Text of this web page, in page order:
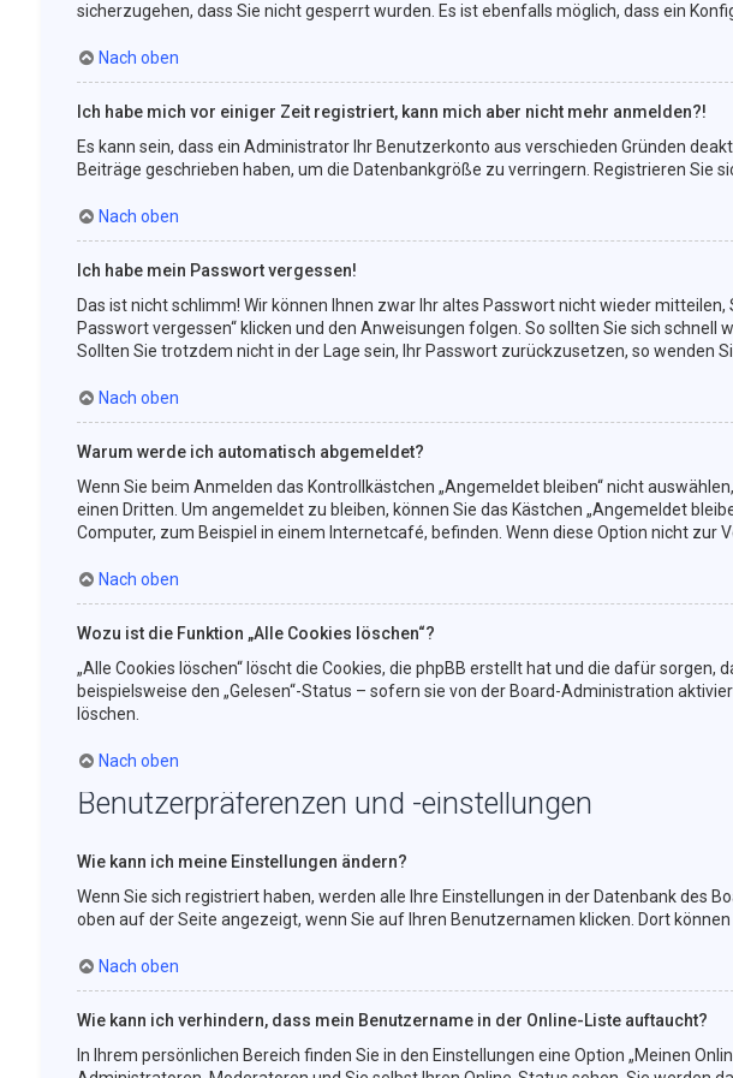
sicherzugehen, dass Sie nicht gesperrt wurden. Es ist ebenfalls möglich, dass ein
Nach oben
Ich habe mich vor einiger Zeit registriert, kann mich aber nicht mehr anmelden?!
Es kann sein, dass ein Administrator Ihr Benutzerkonto aus verschieden Gründen
Beiträge geschrieben haben, um die Datenbankgröße zu verringern. Registrieren Sie
Nach oben
Ich habe mein Passwort vergessen!
Das ist nicht schlimm! Wir können Ihnen zwar Ihr altes Passwort nicht wieder
Passwort vergessen“ klicken und den Anweisungen folgen. So sollten Sie sich schnell
Sollten Sie trotzdem nicht in der Lage sein, Ihr Passwort zurückzusetzen, so wenden
Nach oben
Warum werde ich automatisch abgemeldet?
Wenn Sie beim Anmelden das Kontrollkästchen „Angemeldet bleiben“ nicht
einen Dritten. Um angemeldet zu bleiben, können Sie das Kästchen „Angemeldet
Computer, zum Beispiel in einem Internetcafé, befinden. Wenn diese Option nicht
Nach oben
Wozu ist die Funktion „Alle Cookies löschen“?
„Alle Cookies löschen“ löscht die Cookies, die phpBB erstellt hat und die dafür
beispielsweise den „Gelesen“-Status – sofern sie von der Board-Administration
löschen.
Nach oben
Benutzerpräferenzen und -einstellungen
Wie kann ich meine Einstellungen ändern?
Wenn Sie sich registriert haben, werden alle Ihre Einstellungen in der Datenbank des
oben auf der Seite angezeigt, wenn Sie auf Ihren Benutzernamen klicken. Dort können
Nach oben
Wie kann ich verhindern, dass mein Benutzername in der Online-Liste auftaucht?
In Ihrem persönlichen Bereich finden Sie in den Einstellungen eine Option „Meinen